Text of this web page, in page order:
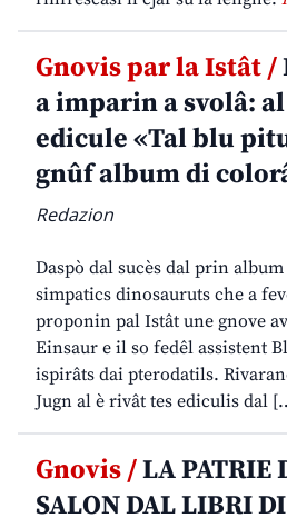
Gnovis par la Istât /
a imparin a svolâ:
edicule «Tal blu
gnûf album di
Redazion
Daspò dal sucès dal prin
simpatics dinosauruts che a
proponin pal Istât une gnove
Einsaur e il so fedêl assistent
ispirâts dai pterodatils.
Jugn al è rivât tes ediculis dal
Gnovis /LA PATRIE
SALON DAL LIBRI